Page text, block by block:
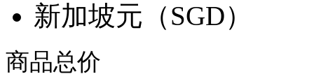
新加坡元（SGD）
商品总价